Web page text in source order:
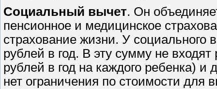
Социальный вычет. Он
пенсионное и медицинское
страхование жизни. У
рублей в год. В эту сумму не
рублей в год на каждого ребенка) и
нет ограничения по стоимости для